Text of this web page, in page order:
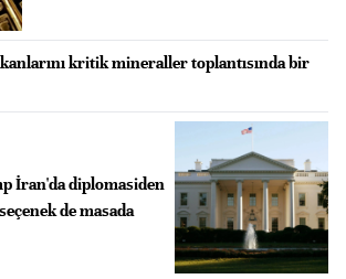
kritik mineraller toplantısında bir
İran'da diplomasiden
de masada